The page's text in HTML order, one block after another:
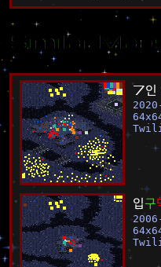
Similar
7인
64x
입구
64x